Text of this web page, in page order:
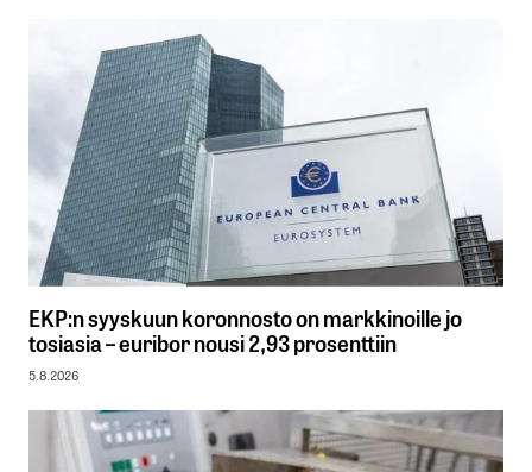
EKP:n syyskuun koronnosto on markkinoille jo
tosiasia – euribor nousi 2,93 prosenttiin
5.8.2026